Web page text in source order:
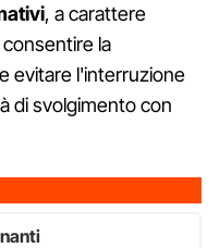
, a carattere
la
evitare l'interruzione
di svolgimento con